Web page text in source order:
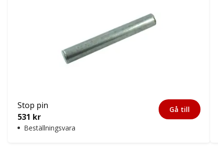
Stop pin
531 kr
Beställningsvara
Gå till